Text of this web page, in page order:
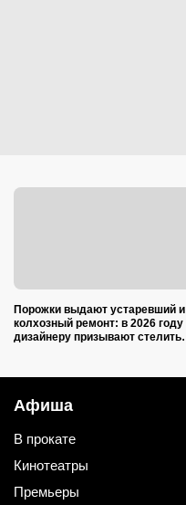
Порожки выдают устаревший и
колхозный ремонт: в 2026 году
дизайнеру призывают стелить
Афиша
В прокате
Кинотеатры
Премьеры